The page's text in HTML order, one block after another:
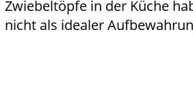
Zwiebeltöpfe in der Küche
nicht als idealer